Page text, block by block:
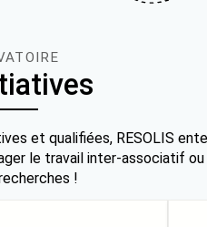
et qualifiées, RESOLIS
le travail inter-associatif
!